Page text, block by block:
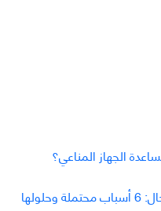
الجهاز المناعي؟